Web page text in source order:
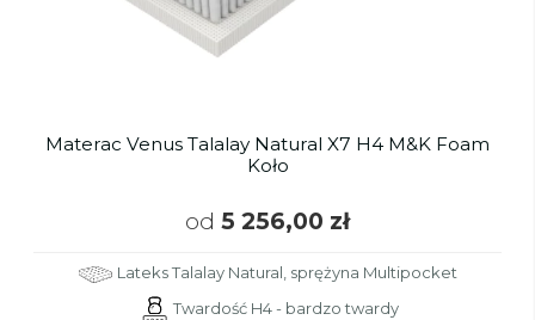
Materac Venus Talalay Natural X7 H4 M&K Foam
Koło
od 5 256,00 zł
Lateks Talalay Natural, sprężyna Multipocket
Twardość H4 - bardzo twardy